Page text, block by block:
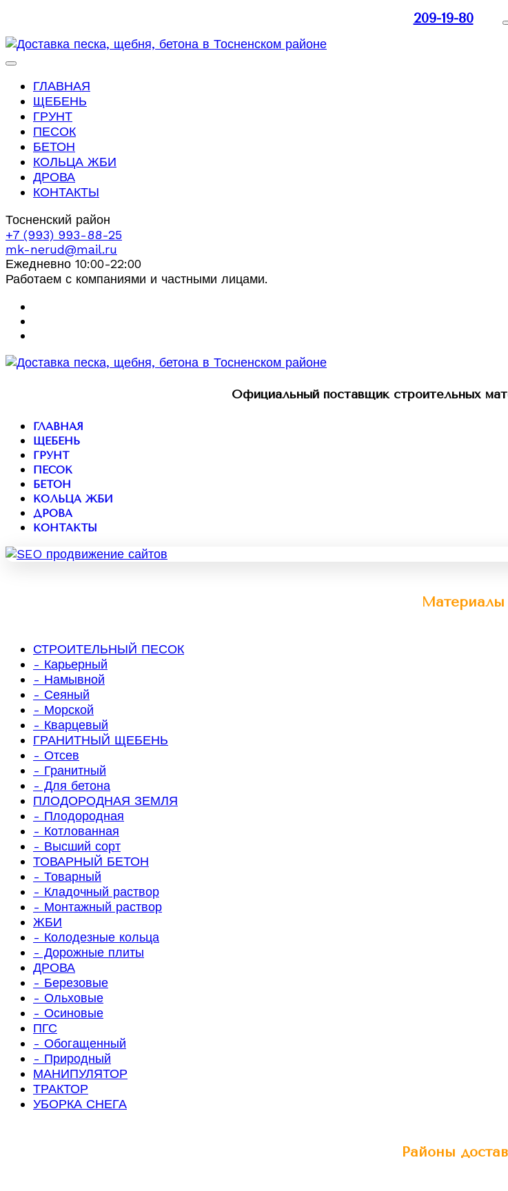
209-19-80
ГЛАВНАЯ
ЩЕБЕНЬ
ГРУНТ
ПЕСОК
БЕТОН
КОЛЬЦА ЖБИ
ДРОВА
КОНТАКТЫ
Тосненский район
+7 (993) 993-88-25
mk-nerud@mail.ru
Ежедневно 10:00-22:00
Работаем с компаниями и частными лицами.
Официальный поставщик строительных
ГЛАВНАЯ
ЩЕБЕНЬ
ГРУНТ
ПЕСОК
БЕТОН
КОЛЬЦА ЖБИ
ДРОВА
КОНТАКТЫ
Материалы
СТРОИТЕЛЬНЫЙ ПЕСОК
- Карьерный
- Намывной
- Сеяный
- Морской
- Кварцевый
ГРАНИТНЫЙ ЩЕБЕНЬ
- Отсев
- Гранитный
- Для бетона
ПЛОДОРОДНАЯ ЗЕМЛЯ
- Плодородная
- Котлованная
- Высший сорт
ТОВАРНЫЙ БЕТОН
- Товарный
- Кладочный раствор
- Монтажный раствор
ЖБИ
- Колодезные кольца
- Дорожные плиты
ДРОВА
- Березовые
- Ольховые
- Осиновые
ПГС
- Обогащенный
- Природный
МАНИПУЛЯТОР
ТРАКТОР
УБОРКА СНЕГА
Районы